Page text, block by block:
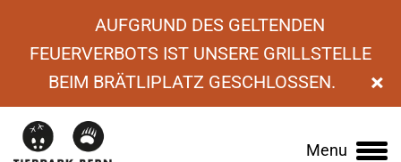
AUFGRUND DES GELTENDEN
FEUERVERBOTS IST UNSERE GRILLSTELLE
BEIM BRÄTLIPLATZ GESCHLOSSEN.
×
Menu
› News ›
Wir bauen eine Anlage für die